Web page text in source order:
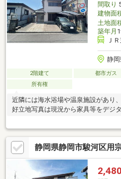
間取り
建物面
土地面
築年月
Ｊ
静
2階建て 都市ガス
所有権
近隣には海水浴場や温泉施設があり
好立地写真は現況から家具等をデジ
静岡県静岡市駿河区用
2,480